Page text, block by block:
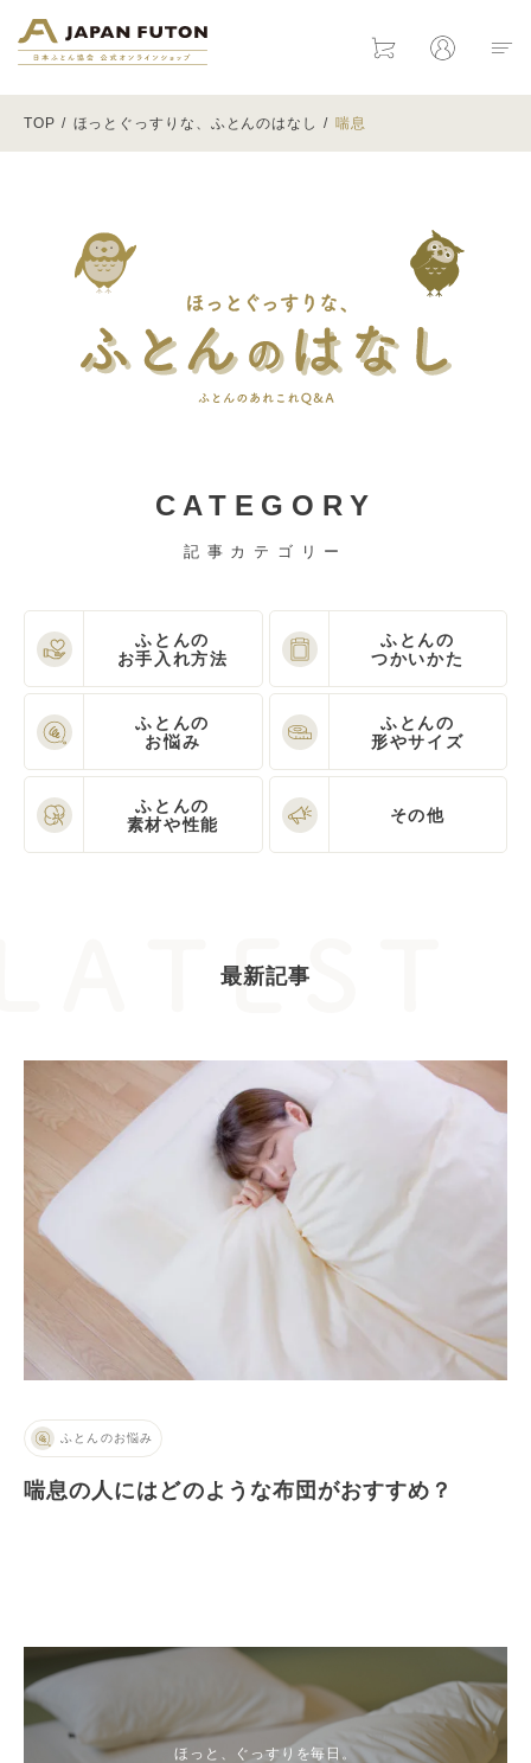
TOP ほっとぐっすりな、ふとんのはなし 喘息
CATEGORY
記事カテゴリー
ふとんの
お手入れ方法
ふとんの
つかいかた
ふとんの
お悩み
ふとんの
形やサイズ
ふとんの
素材や性能
その他
最新記事
ふとんのお悩み
喘息の人にはどのような布団がおすすめ？
ほっと、ぐっすりを毎日。